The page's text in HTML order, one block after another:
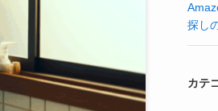
探し
カテ